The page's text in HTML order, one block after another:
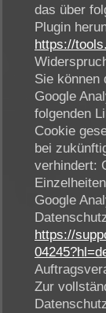
das über
Plugin
https://
Sie können
Google
folgenden
Cookie
bei
verhindert:
Google
https://
Zur